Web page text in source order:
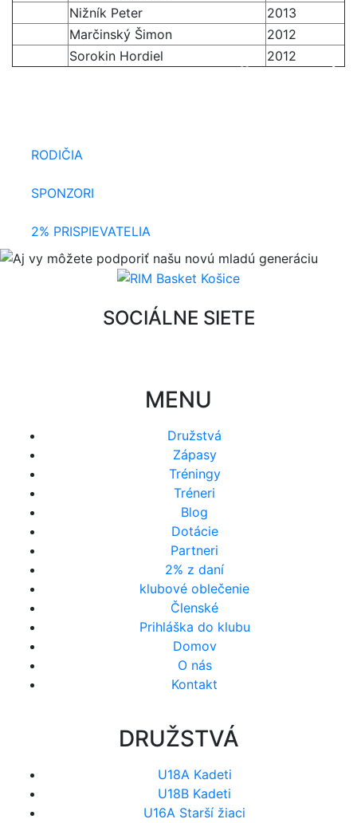
Nižník Peter
2013
Marčinský Šimon
2012
Sorokin Hordiel
2012
RODIČIA
SPONZORI
2% PRISPIEVATELIA
SOCIÁLNE SIETE
MENU
Družstvá
Zápasy
Tréningy
Tréneri
Blog
Dotácie
Partneri
2% z daní
klubové oblečenie
Členské
Prihláška do klubu
Domov
O nás
Kontakt
DRUŽSTVÁ
U18A Kadeti
U18B Kadeti
U16A Starší žiaci